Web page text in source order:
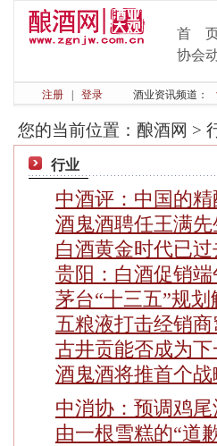
首
协会
注册 登录 酒业资讯频道：
您的当前位置： 酿酒网 >
行业
中酒评：中国的精
酒鬼酒聘任王满
白酒黄金时代已
贵阳：白酒促销端
茅台“十三五”规
五粮液打击经销
古井贡能否成为
酒鬼酒将推首个
中消协：预调鸡
由一根雪糕的“道